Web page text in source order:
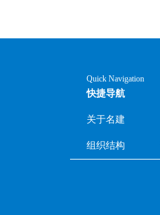
Quick Navigation
快捷导航
关于名建
组织结构